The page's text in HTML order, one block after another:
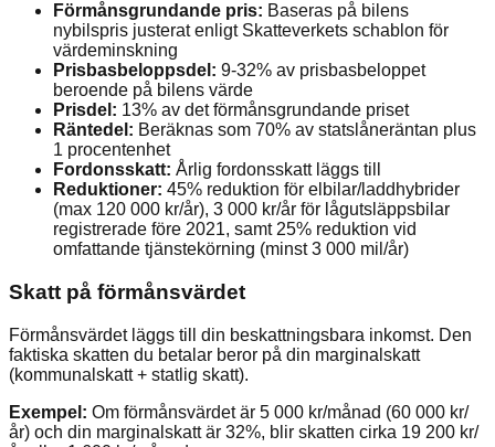
Förmånsgrundande pris: Baseras på bilens
nybilspris justerat enligt Skatteverkets schablon för
värdeminskning
Prisbasbeloppsdel: 9-32% av prisbasbeloppet
beroende på bilens värde
Prisdel: 13% av det förmånsgrundande priset
Räntedel: Beräknas som 70% av statslåneräntan plus
1 procentenhet
Fordonsskatt: Årlig fordonsskatt läggs till
Reduktioner: 45% reduktion för elbilar/laddhybrider
(max 120 000 kr/år), 3 000 kr/år för lågutsläppsbilar
registrerade före 2021, samt 25% reduktion vid
omfattande tjänstekörning (minst 3 000 mil/år)
Skatt på förmånsvärdet
Förmånsvärdet läggs till din beskattningsbara inkomst. Den
faktiska skatten du betalar beror på din marginalskatt
(kommunalskatt + statlig skatt).
Exempel: Om förmånsvärdet är 5 000 kr/månad (60 000 kr/
år) och din marginalskatt är 32%, blir skatten cirka 19 200 kr/